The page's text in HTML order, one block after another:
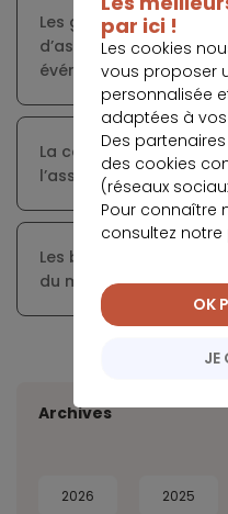
Les garanties à
d’assurance pour se
événements
La condition
l’assurance
Les banques face à la
du marché de
Archives
2026 2025
par ici !
Les cookies
vous proposer
personnalisée
adaptées à
Des
des cookies
(réseaux
Pour connaître
consultez notre
JE
OK